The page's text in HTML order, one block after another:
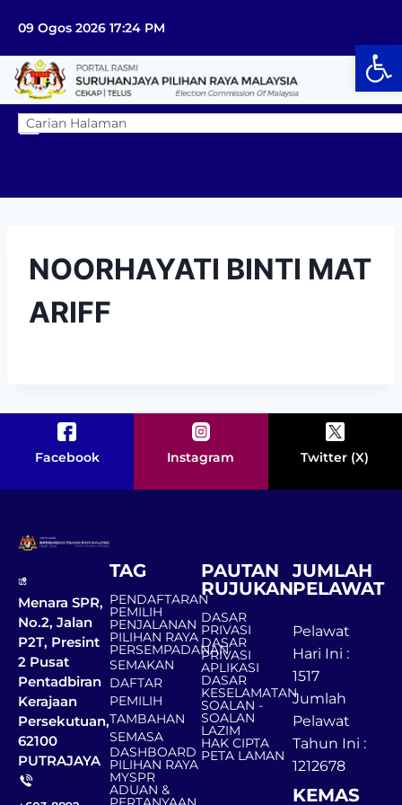
09 Ogos 2026 17:24 PM
NOORHAYATI BINTI MAT
ARIFF
Facebook Instagram Twitter (X)
Menara SPR,
No.2, Jalan
P2T, Presint
2 Pusat
Pentadbiran
Kerajaan
Persekutuan,
62100
PUTRAJAYA
TAG
PENDAFTARAN
PEMILIH
PENJALANAN
PILIHAN RAYA
PERSEMPADANAN
SEMAKAN
DAFTAR
PEMILIH
TAMBAHAN
SEMASA
DASHBOARD
PILIHAN RAYA
MYSPR
ADUAN &
PAUTAN
RUJUKAN
DASAR
PRIVASI
DASAR
PRIVASI
APLIKASI
DASAR
KESELAMATAN
SOALAN -
SOALAN
LAZIM
HAK CIPTA
PETA LAMAN
JUMLAH
PELAWAT
Pelawat
Hari Ini :
1517
Jumlah
Pelawat
Tahun Ini :
1212678
KEMAS